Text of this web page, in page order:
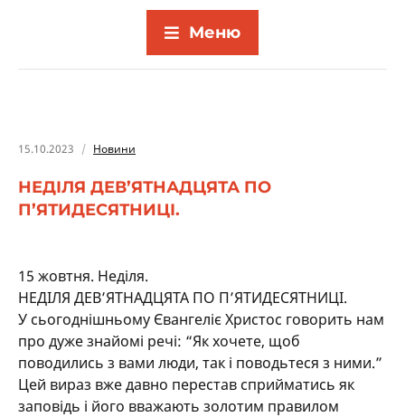
Меню
15.10.2023 Новини
НЕДІЛЯ ДЕВ’ЯТНАДЦЯТА ПО
П’ЯТИДЕСЯТНИЦІ.
15 жовтня. Неділя.
НЕДІЛЯ ДЕВ’ЯТНАДЦЯТА ПО П’ЯТИДЕСЯТНИЦІ.
У сьогоднішньому Євангеліє Христос говорить нам
про дуже знайомі речі: “Як хочете, щоб
поводились з вами люди, так і поводьтеся з ними.”
Цей вираз вже давно перестав сприйматись як
заповідь і його вважають золотим правилом